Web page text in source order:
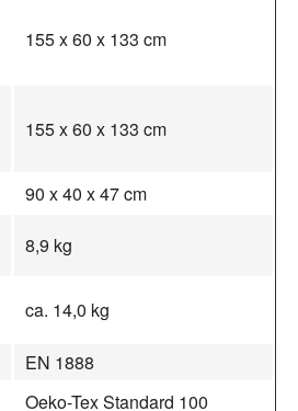
155 x 60 x 133 cm
155 x 60 x 133 cm
90 x 40 x 47 cm
8,9 kg
ca. 14,0 kg
EN 1888
Oeko-Tex Standard 100